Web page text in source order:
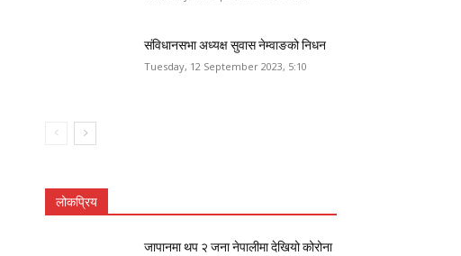
संविधानसभा अध्यक्ष सुवास नेम्वाङको निधन
Tuesday, 12 September 2023, 5:10
लोकप्रिय
जापानमा थप २ जना नेपालीमा देखियो कोरोना